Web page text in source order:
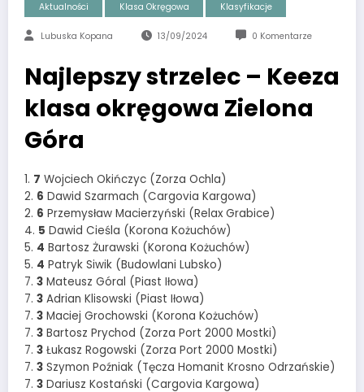
Aktualności Klasa Okręgowa Klasyfikacje
Lubuska Kopana 13/09/2024 0 Komentarze
Najlepszy strzelec – Keeza
klasa okręgowa Zielona
Góra
1. 7 Wojciech Okińczyc (Zorza Ochla)
2. 6 Dawid Szarmach (Cargovia Kargowa)
2. 6 Przemysław Macierzyński (Relax Grabice)
4. 5 Dawid Cieśla (Korona Kożuchów)
5. 4 Bartosz Żurawski (Korona Kożuchów)
5. 4 Patryk Siwik (Budowlani Lubsko)
7. 3 Mateusz Góral (Piast Iłowa)
7. 3 Adrian Klisowski (Piast Iłowa)
7. 3 Maciej Grochowski (Korona Kożuchów)
7. 3 Bartosz Prychod (Zorza Port 2000 Mostki)
7. 3 Łukasz Rogowski (Zorza Port 2000 Mostki)
7. 3 Szymon Poźniak (Tęcza Homanit Krosno Odrzańskie)
7. 3 Dariusz Kostański (Cargovia Kargowa)